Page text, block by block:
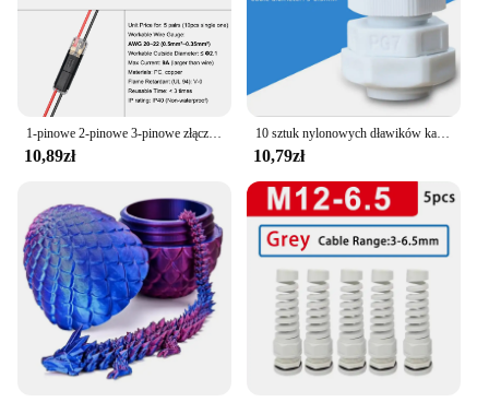
1-pinowe 2-pinowe 3-pinowe złącze elektryczne Złącze kablowe do taśmy LED Połączenie samochodowe Okablowanie Złącze domowe Zacisk zaciskany
10,89zł
10 sztuk nylonowych dławików kablowych PG 7 9 11 13.5 16 19 wysokiej jakości drut IP68 plastikowe wodoodporne złącza tuleja kablowa regulowane złącza
10,79zł